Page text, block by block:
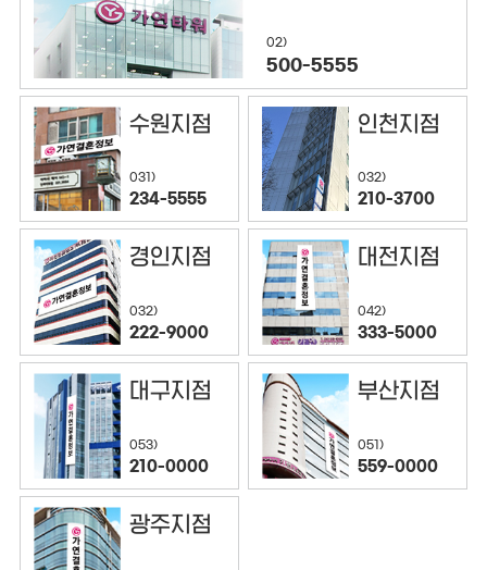
02)
500-5555
수원지점
031)
234-5555
인천지점
032)
210-3700
경인지점
032)
222-9000
대전지점
042)
333-5000
대구지점
053)
210-0000
부산지점
051)
559-0000
광주지점